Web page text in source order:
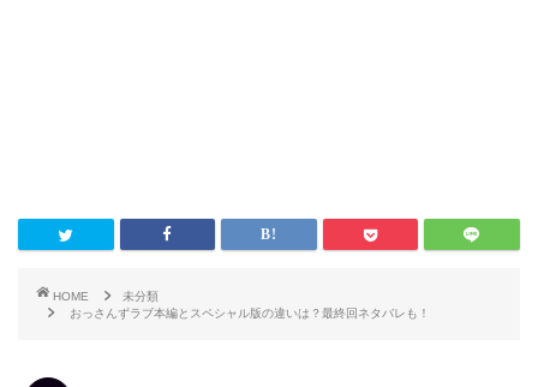
HOME
未分類
おっさんずラブ本編とスペシャル版の違いは？最終回ネタバレも！